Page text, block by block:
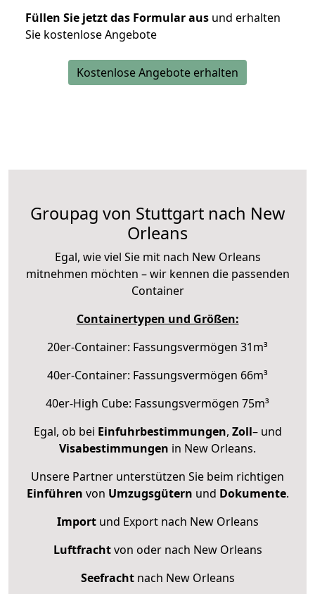
Füllen Sie jetzt das Formular aus und erhalten
Sie kostenlose Angebote
Kostenlose Angebote erhalten
Groupag von Stuttgart nach New
Orleans
Egal, wie viel Sie mit nach New Orleans
mitnehmen möchten – wir kennen die passenden
Container
Containertypen und Größen:
20er-Container: Fassungsvermögen 31m³
40er-Container: Fassungsvermögen 66m³
40er-High Cube: Fassungsvermögen 75m³
Egal, ob bei Einfuhrbestimmungen, Zoll– und
Visabestimmungen in New Orleans.
Unsere Partner unterstützen Sie beim richtigen
Einführen von Umzugsgütern und Dokumente.
Importund Export nach New Orleans
Luftfrachtvon oder nach New Orleans
Seefrachtnach New Orleans